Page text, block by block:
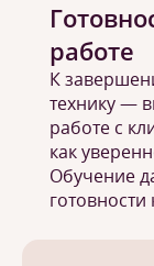
работе
К
технику —
работе с
как
Обучение